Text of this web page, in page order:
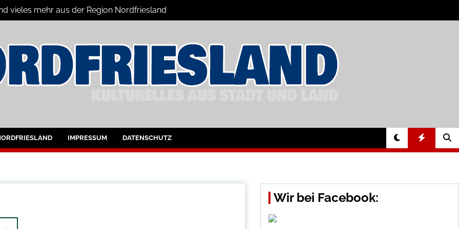
vieles mehr aus der Region Nordfriesland
für Nordfriesland und Husum
IMPRESSUM DATENSCHUTZ
Wir bei Facebook: